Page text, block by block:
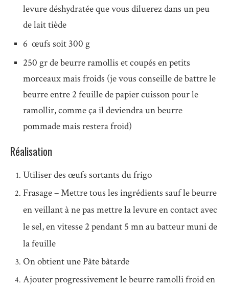
levure déshydratée que vous diluerez dans un peu
de lait tiède
6 œufs soit 300 g
250 gr de beurre ramollis et coupés en petits
morceaux mais froids (je vous conseille de battre le
beurre entre 2 feuille de papier cuisson pour le
ramollir, comme ça il deviendra un beurre
pommade mais restera froid)
Réalisation
Utiliser des œufs sortants du frigo
Frasage – Mettre tous les ingrédients sauf le beurre
en veillant à ne pas mettre la levure en contact avec
le sel, en vitesse 2 pendant 5 mn au batteur muni de
la feuille
On obtient une Pâte bâtarde
Ajouter progressivement le beurre ramolli froid en